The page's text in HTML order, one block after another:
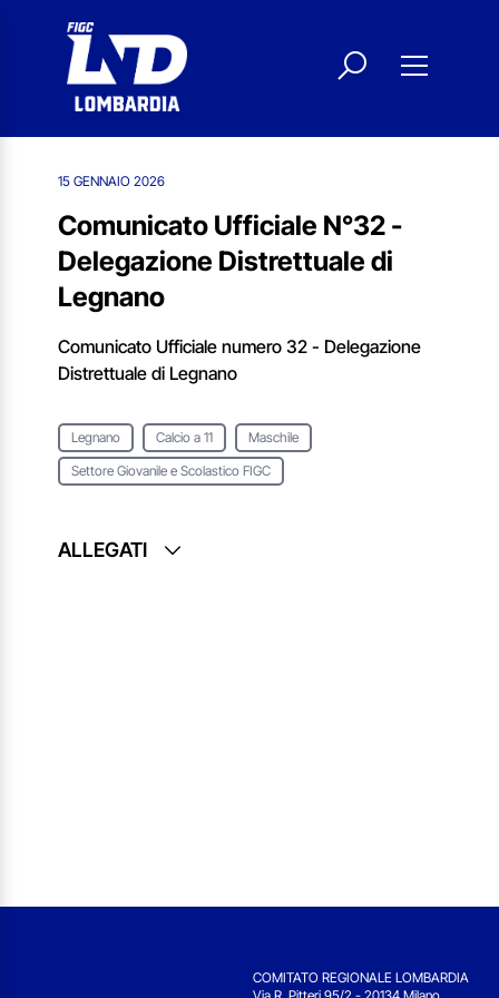
15 GENNAIO 2026
Comunicato Ufficiale N°32 -
Delegazione Distrettuale di
Legnano
Comunicato Ufficiale numero 32 - Delegazione
Distrettuale di Legnano
Legnano Calcio a 11
Maschile
Settore Giovanile e Scolastico FIGC
ALLEGATI
COMITATO REGIONALE LOMBARDIA